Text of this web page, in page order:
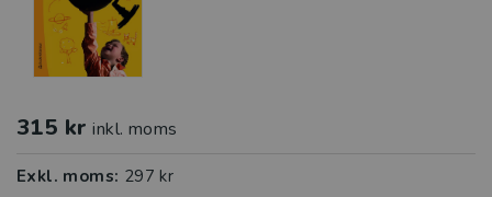
315 kr inkl. moms
Exkl. moms: 297 kr